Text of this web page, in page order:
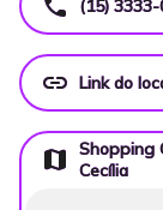
call (15)
link Link do
map
Shopping
Cecília